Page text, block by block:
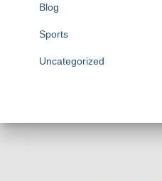
Blog
Sports
Uncategorized